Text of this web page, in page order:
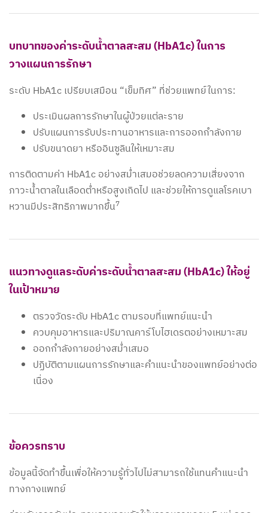
บทบาทของค่าระดับน้ำตาลสะสม (HbA1c) ในการ
วางแผนการรักษา
ระดับ HbA1c เปรียบเสมือน “เข็มทิศ” ที่ช่วยแพทย์ในการ:
ประเมินผลการรักษาในผู้ป่วยแต่ละราย
ปรับแผนการรับประทานอาหารและการออกกำลังกาย
ปรับขนาดยา หรืออินซูลินให้เหมาะสม
การติดตามค่า HbA1c อย่างสม่ำเสมอช่วยลดความเสี่ยงจาก
ภาวะน้ำตาลในเลือดต่ำหรือสูงเกิดไป และช่วยให้การดูแลโรคเบา
หวานมีประสิทธิภาพมากขึ้น7
แนวทางดูแลระดับค่าระดับน้ำตาลสะสม (HbA1c) ให้อยู่
ในเป้าหมาย
ตรวจวัดระดับ HbA1c ตามรอบที่แพทย์แนะนำ
ควบคุมอาหารและปริมาณคาร์โบไฮเดรตอย่างเหมาะสม
ออกกำลังกายอย่างสม่ำเสมอ
ปฏิบัติตามแผนการรักษาและคำแนะนำของแพทย์อย่างต่อ
เนื่อง
ข้อควรทราบ
ข้อมูลนี้จัดทำขึ้นเพื่อให้ความรู้ทั่วไปไม่สามารถใช้แทนคำแนะนำ
ทางกางแพทย์